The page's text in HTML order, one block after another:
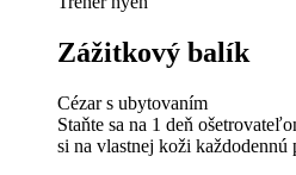
Zážitkový balík
Cézar s ubytovaním
Staňte sa na 1 deň
si na vlastnej koži každodennú